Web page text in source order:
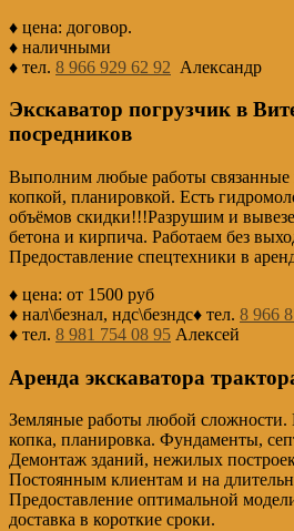
♦ цена: договор.
♦ наличными
♦ тел. 8 966 929 62 92 Александр
Экскаватор погрузчик в
посредников
Выполним любые работы связанные
копкой, планировкой. Есть
объёмов скидки!!!Разрушим и
бетона и кирпича. Работаем без
Предоставление спецтехники в
♦ цена: от 1500 руб
♦ нал\безнал, ндс\безндс♦ тел. 8 966
♦ тел. 8 981 754 08 95 Алексей
Аренда экскаватора
Земляные работы любой сложности.
копка, планировка. Фундаменты,
Демонтаж зданий, нежилых
Постоянным клиентам и на
Предоставление оптимальной
доставка в короткие сроки.